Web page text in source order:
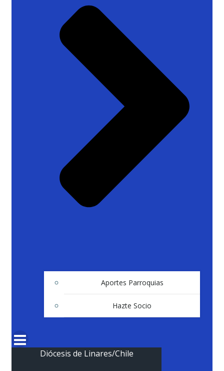
Aportes Parroquias
Hazte Socio
Diócesis de Linares/Chile